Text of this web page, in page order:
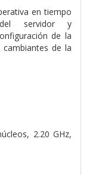
en tiempo
servidor y
de la
cambiantes de la
2.20 GHz,